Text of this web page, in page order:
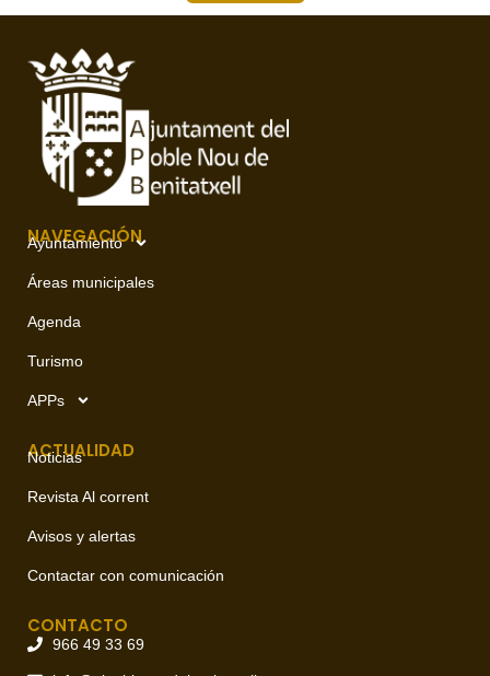
NAVEGACIÓN
Ayuntamiento
Áreas municipales
Agenda
Turismo
APPs
ACTUALIDAD
Noticias
Revista Al corrent
Avisos y alertas
Contactar con comunicación
CONTACTO
966 49 33 69